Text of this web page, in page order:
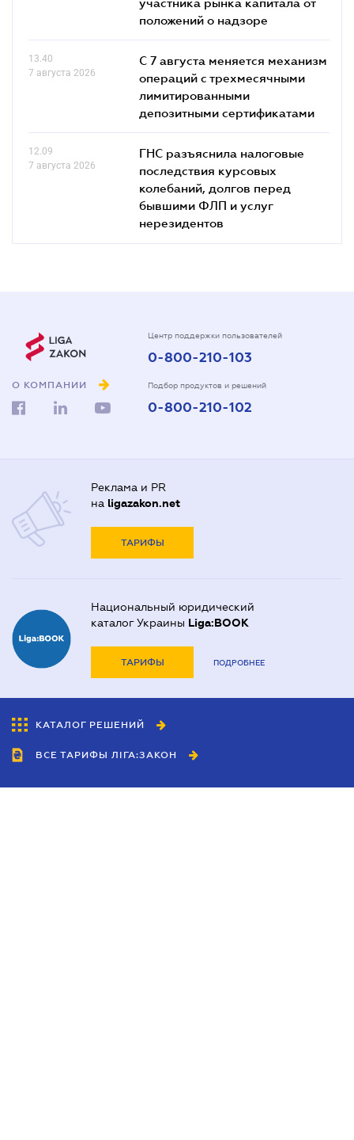
положений о надзоре
13.40
7 августа 2026
С 7 августа меняется механизм
операций с трехмесячными
лимитированными
депозитными сертификатами
12.09
7 августа 2026
ГНС разъяснила налоговые
последствия курсовых
колебаний, долгов перед
бывшими ФЛП и услуг
нерезидентов
О КОМПАНИИ
Центр поддержки пользователей
0-800-210-103
Подбор продуктов и решений
0-800-210-102
Реклама и PR
на ligazakon.net
ТАРИФЫ
Национальный юридический
каталог Украины Liga:BOOK
ТАРИФЫ ПОДРОБНЕЕ
КАТАЛОГ РЕШЕНИЙ
ВСЕ ТАРИФЫ ЛІГА:ЗАКОН